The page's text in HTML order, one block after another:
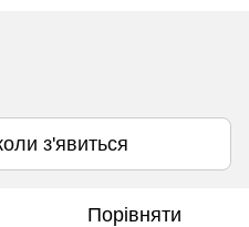
з'явиться
Порівняти